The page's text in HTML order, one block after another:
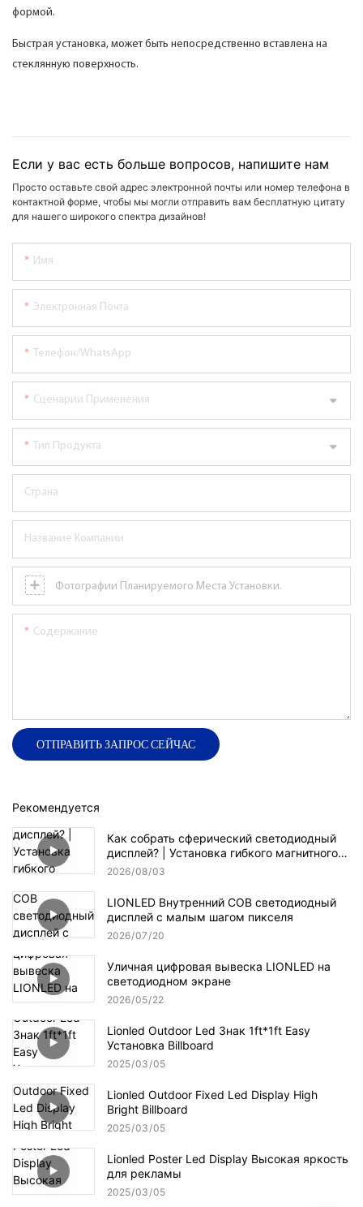
формой.
Быстрая установка, может быть непосредственно вставлена ​​на
стеклянную поверхность.
Если у вас есть больше вопросов, напишите нам
Просто оставьте свой адрес электронной почты или номер телефона в
контактной форме, чтобы мы могли отправить вам бесплатную цитату
для нашего широкого спектра дизайнов!
Имя
Электронная Почта
Телефон/WhatsApp
Сценарии Применения
Тип Продукта
Страна
Название Компании
Фотографии Планируемого Места Установки.
Содержание
ОТПРАВИТЬ ЗАПРОС СЕЙЧАС
Рекомендуется
Как собрать сферический светодиодный
дисплей? | Установка гибкого магнитного
светодиодного модуля
2026 08 03
LIONLED Внутренний COB светодиодный
дисплей с малым шагом пикселя
2026 07 20
Уличная цифровая вывеска LIONLED на
светодиодном экране
2026 05 22
Lionled Outdoor Led Знак 1ft*1ft Easy
Установка Billboard
2025 03 05
Lionled Outdoor Fixed Led Display High
Bright Billboard
2025 03 05
Lionled Poster Led Display Высокая яркость
для рекламы
2025 03 05